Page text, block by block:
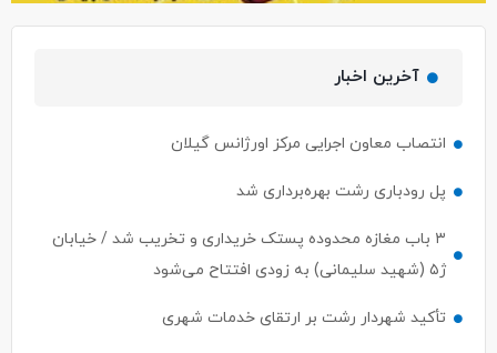
آخرین اخبار
انتصاب معاون اجرایی مرکز اورژانس گیلان
پل رودباری رشت بهره‌برداری شد
۳ باب مغازه محدوده پستک خریداری و تخریب شد / خیابان
ژ۵ (شهید سلیمانی) به زودی افتتاح می‌شود
تأکید شهردار رشت بر ارتقای خدمات شهری